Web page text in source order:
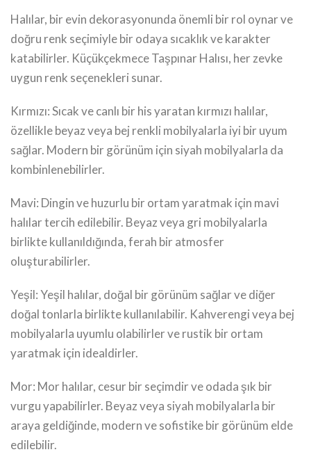
Halılar, bir evin dekorasyonunda önemli bir rol oynar ve
doğru renk seçimiyle bir odaya sıcaklık ve karakter
katabilirler. Küçükçekmece Taşpınar Halısı, her zevke
uygun renk seçenekleri sunar.
Kırmızı: Sıcak ve canlı bir his yaratan kırmızı halılar,
özellikle beyaz veya bej renkli mobilyalarla iyi bir uyum
sağlar. Modern bir görünüm için siyah mobilyalarla da
kombinlenebilirler.
Mavi: Dingin ve huzurlu bir ortam yaratmak için mavi
halılar tercih edilebilir. Beyaz veya gri mobilyalarla
birlikte kullanıldığında, ferah bir atmosfer
oluşturabilirler.
Yeşil: Yeşil halılar, doğal bir görünüm sağlar ve diğer
doğal tonlarla birlikte kullanılabilir. Kahverengi veya bej
mobilyalarla uyumlu olabilirler ve rustik bir ortam
yaratmak için idealdirler.
Mor: Mor halılar, cesur bir seçimdir ve odada şık bir
vurgu yapabilirler. Beyaz veya siyah mobilyalarla bir
araya geldiğinde, modern ve sofistike bir görünüm elde
edilebilir.